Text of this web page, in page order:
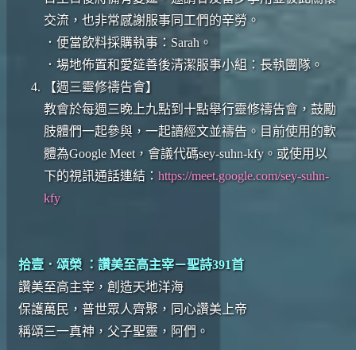
交流，也非常感謝服事同工們的辛勞。
．便當飲料採購執事：Sarah。
．場地佈置和愛筵善後清潔服事小組：長執團隊。
【週三靈修禱告會】
教會於每週三晚上九點到十點舉行靈修禱告會，鼓勵
肢體們一起參與，一起讀經文並禱告。目前使用的軟
體為Google Meet，會議代碼sey-suhn-kfy。或使用以
下的視訊通話連結： https://meet.google.com/sey-suhn-
kfy
拾壹．頌榮 ：讚美至高主宰－聖詩391首
讚美至高主宰，創造天地洋海
保護萬民，普世眾人齊聚，同心讚美上帝
稱頌三一真神，父子聖靈，阿們。